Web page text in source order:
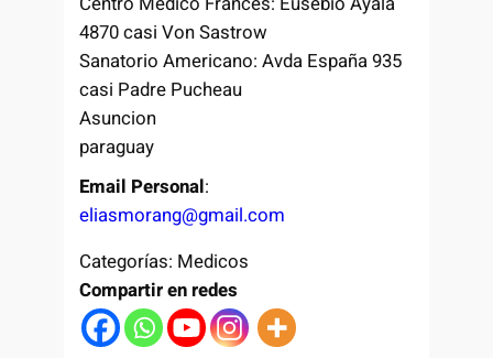
4870 casi Von Sastrow
Sanatorio Americano: Avda España 935
casi Padre Pucheau
Asuncion
paraguay
Email Personal:
eliasmorang@gmail.com
Categorías: Medicos
Compartir en redes